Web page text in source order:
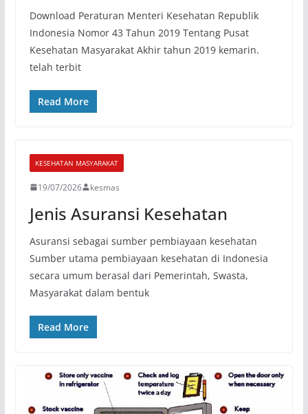
Download Peraturan Menteri Kesehatan Republik
Indonesia Nomor 43 Tahun 2019 Tentang Pusat
Kesehatan Masyarakat Akhir tahun 2019 kemarin.
telah terbit
Read More
KESEHATAN MASYARAKAT
19/07/2026 kesmas
Jenis Asuransi Kesehatan
Asuransi sebagai sumber pembiayaan kesehatan
Sumber utama pembiayaan kesehatan di Indonesia
secara umum berasal dari Pemerintah, Swasta,
Masyarakat dalam bentuk
Read More